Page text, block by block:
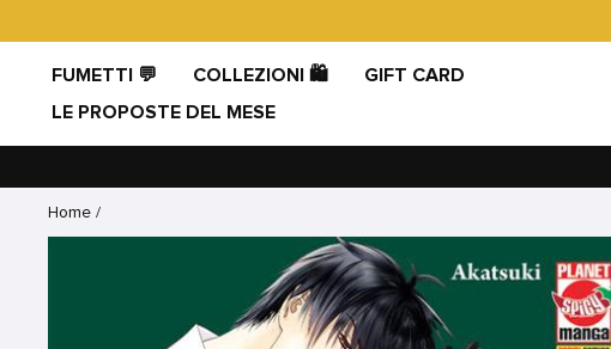
direttamente
contenuti
FUMETTI 💬 COLLEZIONI 🛍️
GIFT CARD
LE PROPOSTE DEL MESE
Home /